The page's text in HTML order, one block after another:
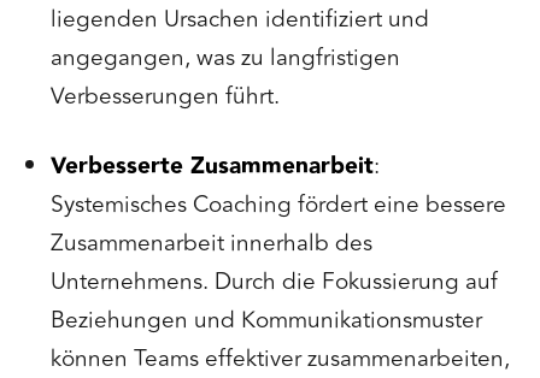
liegenden Ursachen identifiziert und
angegangen, was zu langfristigen
Verbesserungen führt.
Verbesserte Zusammenarbeit:
Systemisches Coaching fördert eine bessere
Zusammenarbeit innerhalb des
Unternehmens. Durch die Fokussierung auf
Beziehungen und Kommunikationsmuster
können Teams effektiver zusammenarbeiten,